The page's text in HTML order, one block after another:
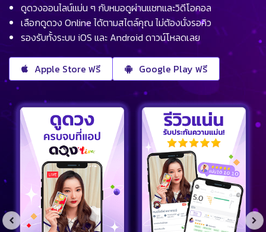
ดูดวงออนไลน์แม่น ๆ กับหมอดูผ่านแชทและวิดีโอคอล
เลือกดูดวง Online ได้ตามสไตล์คุณ ไม่ต้องนั่งรอคิว
รองรับทั้งระบบ iOS และ Android ดาวน์โหลดเลย
Apple Store ฟรี Google Play ฟรี